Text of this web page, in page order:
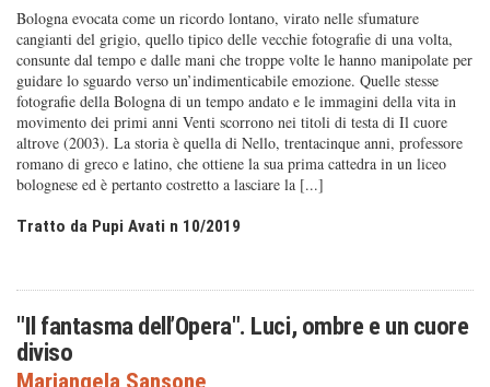
Bologna evocata come un ricordo lontano, virato nelle sfumature
cangianti del grigio, quello tipico delle vecchie fotografie di una volta,
consunte dal tempo e dalle mani che troppe volte le hanno manipolate per
guidare lo sguardo verso un’indimenticabile emozione. Quelle stesse
fotografie della Bologna di un tempo andato e le immagini della vita in
movimento dei primi anni Venti scorrono nei titoli di testa di Il cuore
altrove (2003). La storia è quella di Nello, trentacinque anni, professore
romano di greco e latino, che ottiene la sua prima cattedra in un liceo
bolognese ed è pertanto costretto a lasciare la [...]
Tratto da Pupi Avati n 10/2019
"Il fantasma dell’Opera". Luci, ombre e un cuore
diviso